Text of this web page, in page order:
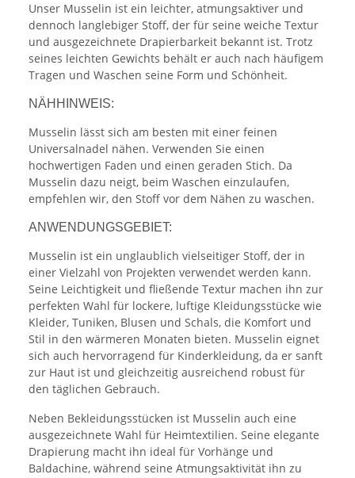
Unser Musselin ist ein leichter, atmungsaktiver und
dennoch langlebiger Stoff, der für seine weiche Textur
und ausgezeichnete Drapierbarkeit bekannt ist. Trotz
seines leichten Gewichts behält er auch nach häufigem
Tragen und Waschen seine Form und Schönheit.
NÄHHINWEIS:
Musselin lässt sich am besten mit einer feinen
Universalnadel nähen. Verwenden Sie einen
hochwertigen Faden und einen geraden Stich. Da
Musselin dazu neigt, beim Waschen einzulaufen,
empfehlen wir, den Stoff vor dem Nähen zu waschen.
ANWENDUNGSGEBIET:
Musselin ist ein unglaublich vielseitiger Stoff, der in
einer Vielzahl von Projekten verwendet werden kann.
Seine Leichtigkeit und fließende Textur machen ihn zur
perfekten Wahl für lockere, luftige Kleidungsstücke wie
Kleider, Tuniken, Blusen und Schals, die Komfort und
Stil in den wärmeren Monaten bieten. Musselin eignet
sich auch hervorragend für Kinderkleidung, da er sanft
zur Haut ist und gleichzeitig ausreichend robust für
den täglichen Gebrauch.
Neben Bekleidungsstücken ist Musselin auch eine
ausgezeichnete Wahl für Heimtextilien. Seine elegante
Drapierung macht ihn ideal für Vorhänge und
Baldachine, während seine Atmungsaktivität ihn zu